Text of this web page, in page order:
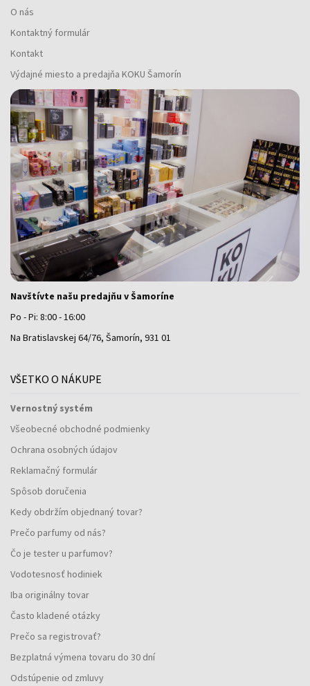
O nás
Kontaktný formulár
Kontakt
Výdajné miesto a predajňa KOKU Šamorín
Navštívte našu predajňu v Šamoríne
Po - Pi: 8:00 - 16:00
Na Bratislavskej 64/76, Šamorín, 931 01
VŠETKO O NÁKUPE
Vernostný systém
Všeobecné obchodné podmienky
Ochrana osobných údajov
Reklamačný formulár
Spôsob doručenia
Kedy obdržím objednaný tovar?
Prečo parfumy od nás?
Čo je tester u parfumov?
Vodotesnosť hodiniek
Iba originálny tovar
Často kladené otázky
Prečo sa registrovať?
Bezplatná výmena tovaru do 30 dní
Odstúpenie od zmluvy